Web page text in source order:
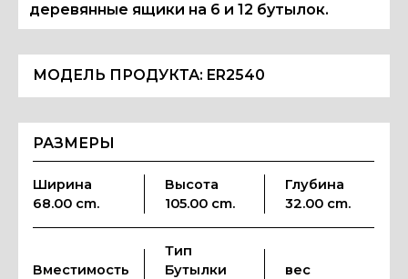
деревянные ящики на 6 и 12 бутылок.
МОДЕЛЬ ПРОДУКТА: ER2540
РАЗМЕРЫ
Ширина
68.00 cm.
Высота
105.00 cm.
Глубина
32.00 cm.
Вместимость
Тип
Бутылки
вес